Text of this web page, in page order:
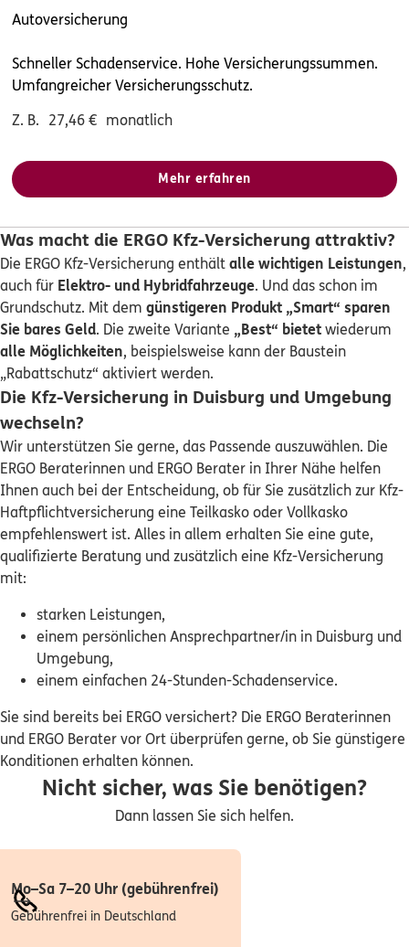
Damilola Samuel Taiwo
Uhlandstr. 76,46047 Oberhausen
Heiermannstraße 10,45475 Mülheim an der Ruhr
(9.8 km)
5/5 ERGO
Efe Özkan
Heiermannstraße 10,45475 Mülheim an der Ruhr
(9.8 km)
Homepage besuchen
ERGO
Raisan Qaso
Heiermannstraße 10
(9.8 km)
Homepage besuchen
Michael Hauke
, Moers
(10.5 km)
Homepage besuchen
Edgard Falkenstern
Folkenbornstr. 65,45472 Mülheim an der Ruhr
(10.6 km)
Homepage besuchen
ERGO
Birgit Weizenbeck
Scheuerstraße 4,46117
Homepage besuchen
Homepage besuchen
Autoversicherung
Schneller Schadenservice. Hohe Versicherungssummen.
Umfangreicher Versicherungsschutz.
Z. B.
27,46 € monatlich
Mehr erfahren
Was macht die ERGO Kfz-Versicherung attraktiv?
Die ERGO Kfz-Versicherung enthält alle wichtigen Leistungen,
auch für Elektro- und Hybridfahrzeuge. Und das schon im
Grundschutz. Mit dem günstigeren Produkt „Smart“ sparen
Sie bares Geld. Die zweite Variante „Best“ bietet wiederum
alle Möglichkeiten, beispielsweise kann der Baustein
„Rabattschutz“ aktiviert werden.
Die Kfz-Versicherung in Duisburg und Umgebung
wechseln?
Wir unterstützen Sie gerne, das Passende auszuwählen. Die
ERGO Beraterinnen und ERGO Berater in Ihrer Nähe helfen
Ihnen auch bei der Entscheidung, ob für Sie zusätzlich zur Kfz-
Haftpflichtversicherung eine Teilkasko oder Vollkasko
empfehlenswert ist. Alles in allem erhalten Sie eine gute,
qualifizierte Beratung und zusätzlich eine Kfz-Versicherung
mit:
starken Leistungen,
einem persönlichen Ansprechpartner/in in Duisburg und
Umgebung,
einem einfachen 24-Stunden-Schadenservice.
Sie sind bereits bei ERGO versichert? Die ERGO Beraterinnen
und ERGO Berater vor Ort überprüfen gerne, ob Sie günstigere
Konditionen erhalten können.
Nicht sicher, was Sie benötigen?
Dann lassen Sie sich helfen.
Mo–Sa 7–20 Uhr (gebührenfrei)
Gebührenfrei in Deutschland